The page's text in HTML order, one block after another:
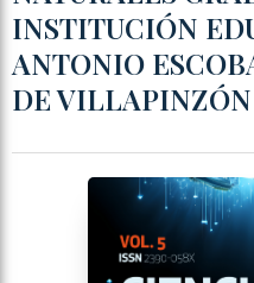
INSTITUCIÓN
ANTONIO
DE VILLAPINZÓN